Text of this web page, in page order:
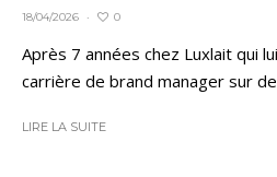
18/04/2026 · 0
Après 7 années chez Luxlait qui
carrière de brand manager sur
LIRE LA SUITE